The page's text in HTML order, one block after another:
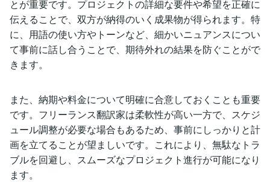
とが重要です。プロジェクトの詳細な要件や希望を正確に
伝えることで、双方が納得のいく成果物が得られます。特
に、用語の使い方やトーンなど、細かいニュアンスについ
て事前に話し合うことで、期待外れの結果を防ぐことがで
きます。
また、納期や料金について明確に合意しておくことも重要
です。フリーランス翻訳家は柔軟性が高い一方で、スケジ
ュール調整が必要な場合もあるため、事前にしっかりと計
画を立てることが望ましいです。これにより、無駄なトラ
ブルを回避し、スムーズなプロジェクト進行が可能になり
ます。